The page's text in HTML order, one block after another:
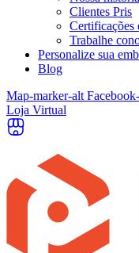
Clientes Pris
Certificações
Trabalhe
Personalize sua
Blog
Map-marker-alt
Loja Virtual